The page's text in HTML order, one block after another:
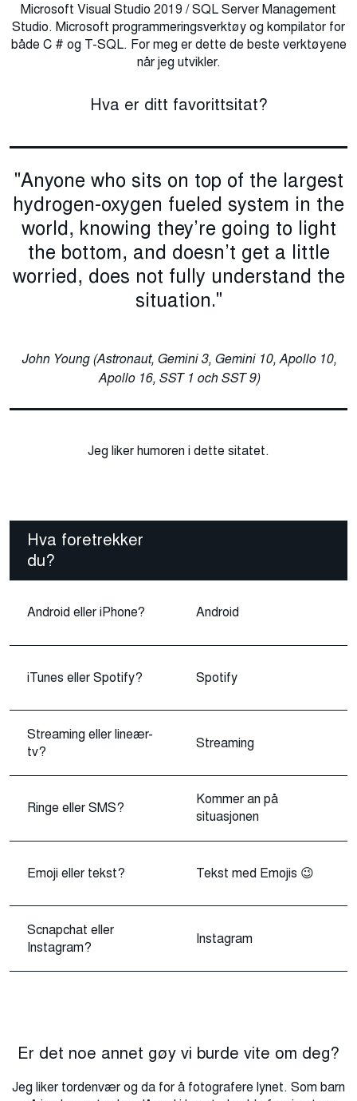
Microsoft Visual Studio 2019 / SQL Server Management
Studio. Microsoft programmeringsverktøy og kompilator for
både C # og T-SQL. For meg er dette de beste verktøyene
når jeg utvikler.
Hva er ditt favorittsitat?
"Anyone who sits on top of the largest
hydrogen-oxygen fueled system in the
world, knowing they’re going to light
the bottom, and doesn’t get a little
worried, does not fully understand the
situation."
John Young (Astronaut, Gemini 3, Gemini 10, Apollo 10,
Apollo 16, SST 1 och SST 9)
Jeg liker humoren i dette sitatet.
Hva foretrekker
du?
Android eller iPhone?
iTunes eller Spotify?
Streaming eller lineær-
tv?
Ringe eller SMS?
Emoji eller tekst?
Scnapchat eller
Instagram?
Android
Spotify
Streaming
Kommer an på
situasjonen
Tekst med Emojis 😉
Instagram
Er det noe annet gøy vi burde vite om deg?
Jeg liker tordenvær og da for å fotografere lynet. Som barn